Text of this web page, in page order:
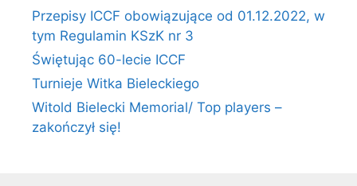
Przepisy ICCF obowiązujące od 01.12.2022, w
tym Regulamin KSzK nr 3
Świętując 60-lecie ICCF
Turnieje Witka Bieleckiego
Witold Bielecki Memorial/ Top players –
zakończył się!